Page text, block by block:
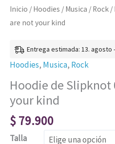
Inicio / Hoodies / Musica / Rock /
are not your kind
Entrega estimada: 13. agosto
Hoodies, Musica, Rock
Hoodie de Slipknot
your kind
$79.900
Talla